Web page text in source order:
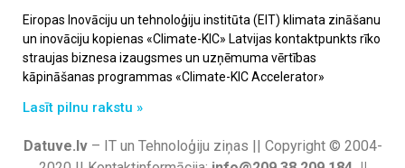
Eiropas Inovāciju un tehnoloģiju institūta (EIT) klimata zināšanu
un inovāciju kopienas «Climate-KIC» Latvijas kontaktpunkts rīko
straujas biznesa izaugsmes un uzņēmuma vērtības
kāpināšanas programmas «Climate-KIC Accelerator»
Lasīt pilnu rakstu »
Datuve.lv– IT un Tehnoloģiju ziņas || Copyright © 2004-